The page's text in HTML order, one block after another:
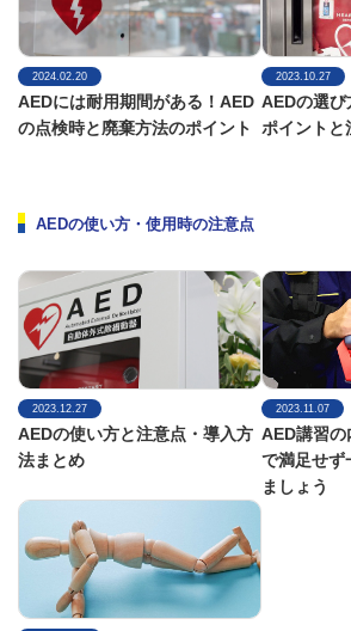
2024.02.20
AEDには耐用期間がある！AED
の点検時と廃棄方法のポイント
2023.10.27
AEDの選び
ポイントと
AEDの使い方・使用時の注意点
2023.12.27
AEDの使い方と注意点・導入方
法まとめ
2023.11.07
AED講習の
で満足せず
ましょう